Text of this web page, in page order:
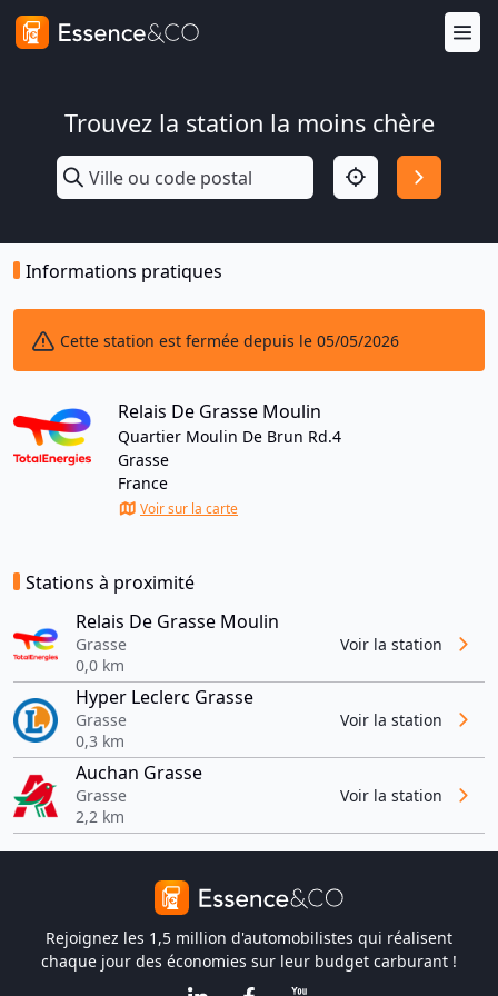
Trouvez la station la moins chère
Informations pratiques
Cette station est fermée depuis le 05/05/2026
Relais De Grasse Moulin
Quartier Moulin De Brun Rd.4
Grasse
France
Voir sur la carte
Stations à proximité
Relais De Grasse Moulin
Grasse
0,0 km
Voir la station
Hyper Leclerc Grasse
Grasse
0,3 km
Voir la station
Auchan Grasse
Grasse
2,2 km
Voir la station
Rejoignez les 1,5 million d'automobilistes qui réalisent
chaque jour des économies sur leur budget carburant !